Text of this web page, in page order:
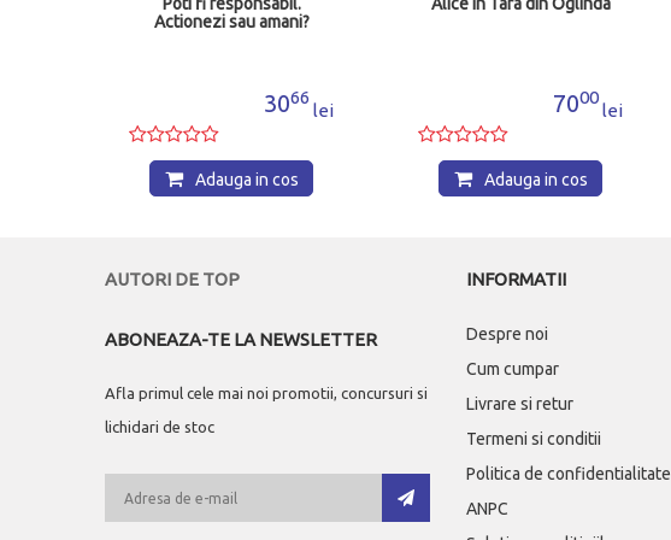
Alice in Tara din Oglinda
7000
lei
Adauga in cos
Chemarea strabunilor
2104
lei
Adauga in cos
AUTORI DE TOP
ABONEAZA-TE LA NEWSLETTER
Afla primul cele mai noi promotii, concursuri si
lichidari de stoc
INFORMATII
Despre noi
Cum cumpar
Livrare si retur
Termeni si conditii
Politica de confidentialitate
ANPC